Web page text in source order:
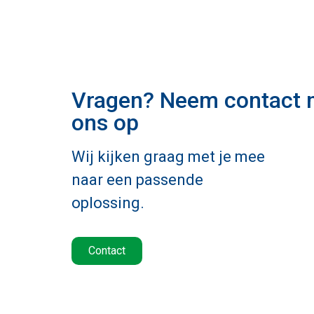
Vragen? Neem contact
ons op
Wij kijken graag met je mee
naar een passende
oplossing.
Contact